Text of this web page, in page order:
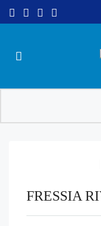
FRESSIA